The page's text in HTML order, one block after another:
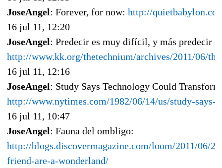
JoseAngel: Forever, for now: http://
16 jul 11, 12:20
JoseAngel: Predecir es muy difícil, y más predecir
http://www.kk.org/thetechnium/archives/2011/06/
16 jul 11, 12:16
JoseAngel: Study Says Technology Could
http://www.nytimes.com/1982/06/14/us/study-
16 jul 11, 10:47
JoseAngel: Fauna del ombligo:
http://blogs.discovermagazine.com/loom/2011/06/
friend-are-a-wonderland/